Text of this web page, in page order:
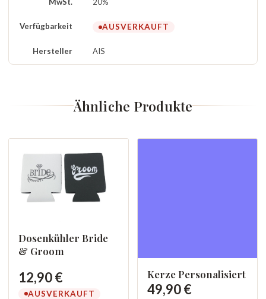
Verfügbarkeit AUSVERKAUFT
Hersteller AIS
Ähnliche Produkte
Dosenkühler Bride
& Groom
12,90 €
AUSVERKAUFT
Kerze Personalisiert
49,90 €